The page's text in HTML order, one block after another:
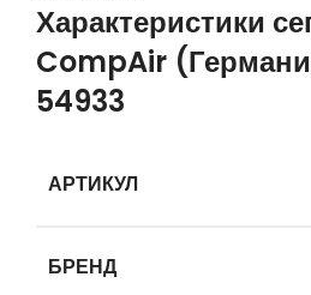
Характеристики
CompAir
54933
АРТИКУЛ
БРЕНД